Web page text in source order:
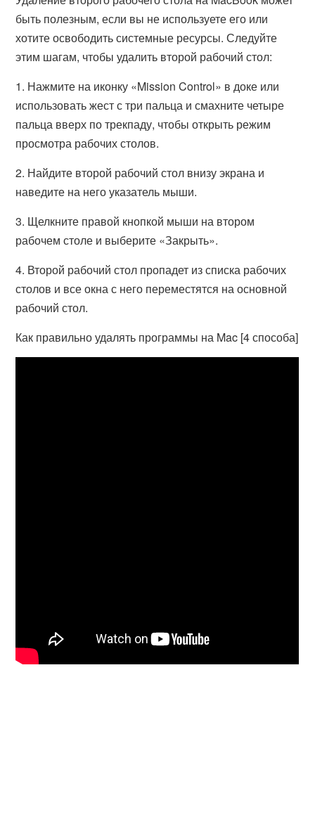
быть полезным, если вы не используете его или
хотите освободить системные ресурсы. Следуйте
этим шагам, чтобы удалить второй рабочий стол:
1. Нажмите на иконку «Mission Control» в доке или
использовать жест с три пальца и смахните четыре
пальца вверх по трекпаду, чтобы открыть режим
просмотра рабочих столов.
2. Найдите второй рабочий стол внизу экрана и
наведите на него указатель мыши.
3. Щелкните правой кнопкой мыши на втором
рабочем столе и выберите «Закрыть».
4. Второй рабочий стол пропадет из списка рабочих
столов и все окна с него переместятся на основной
рабочий стол.
Как правильно удалять программы на Mac [4 способа]